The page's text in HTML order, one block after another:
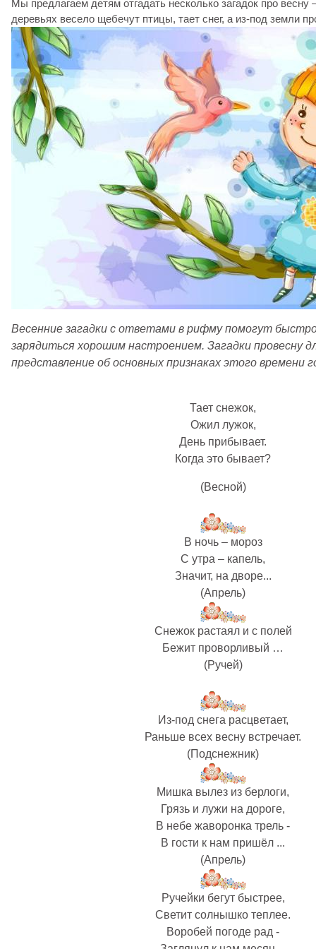
Мы предлагаем детям отгадать несколько загадок про весну
деревьях весело щебечут птицы, тает снег, а из-под земли
Весенние загадки с ответами в рифму помогут быстро
зарядиться хорошим настроением. Загадки провесну
представление об основных признаках этого времени
Тает снежок,
Ожил лужок,
День прибывает.
Когда это бывает?
(Весной)
В ночь – мороз
С утра – капель,
Значит, на дворе...
(Апрель)
Снежок растаял и с полей
Бежит проворливый …
(Ручей)
Из-под снега расцветает,
Раньше всех весну встречает.
(Подснежник)
Мишка вылез из берлоги,
Грязь и лужи на дороге,
В небе жаворонка трель -
В гости к нам пришёл ...
(Апрель)
Ручейки бегут быстрее,
Светит солнышко теплее.
Воробей погоде рад -